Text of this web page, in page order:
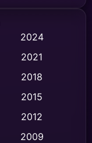
(47)
(436)
2024
2021
2018
2015
2012
2009